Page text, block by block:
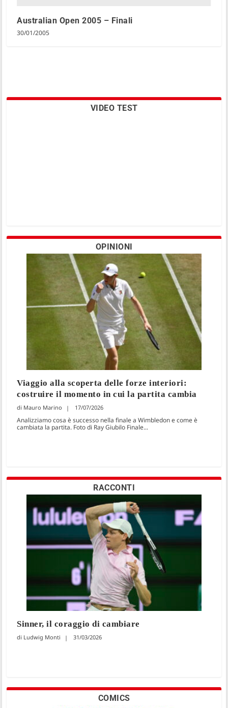
Australian Open 2005 – Finali
30/01/2005
VIDEO TEST
OPINIONI
Viaggio alla scoperta delle forze interiori:
costruire il momento in cui la partita cambia
Mauro Marino 17/07/2026
Analizziamo cosa è successo nella finale a Wimbledon e come è
cambiata la partita. Foto di Ray Giubilo Finale...
RACCONTI
Sinner, il coraggio di cambiare
Ludwig Monti 31/03/2026
COMICS